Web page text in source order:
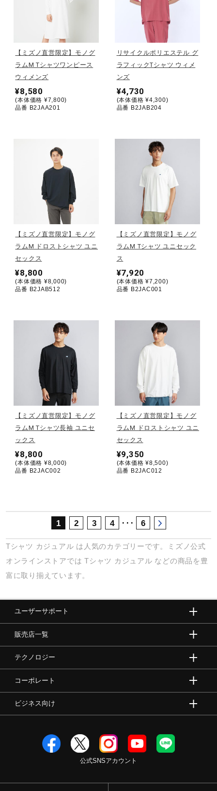
寝具／ミズノスリープ
アウトドア／レイン
健康／エクササイズ
ジュニア／キッズ
メディカル
コラボ／ライセンス
セール
その他
サポート
直営店一覧
取扱店一覧
【ミズノ直営限定】モノグ
ラムM Tシャツワンピース
ウィメンズ
¥8,580
(本体価格 ¥7,800)
品番 B2JAA201
リサイクルポリエステル グ
ラフィックTシャツ ウィメ
ンズ
¥4,730
(本体価格 ¥4,300)
品番 B2JAB204
【ミズノ直営限定】モノグ
ラムM ドロストシャツ ユニ
セックス
¥8,800
(本体価格 ¥8,000)
品番 B2JAB512
【ミズノ直営限定】モノグ
ラムM Tシャツ ユニセック
ス
¥7,920
(本体価格 ¥7,200)
品番 B2JAC001
【ミズノ直営限定】モノグ
ラムM Tシャツ長袖 ユニセ
ックス
¥8,800
(本体価格 ¥8,000)
品番 B2JAC002
【ミズノ直営限定】モノグ
ラムM ドロストシャツ ユニ
セックス
¥9,350
(本体価格 ¥8,500)
品番 B2JAC012
1 2 3 4 ･･･ 6
Tシャツ カジュアル は人気のカテゴリーです。ミズノ公式
オンラインストアではTシャツ カジュアル などの商品を豊
富に取り揃えています。
ユーザーサポート
販売店一覧
テクノロジー
コーポレート
ビジネス向け
公式SNSアカウント